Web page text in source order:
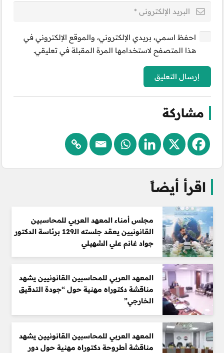
احفظ اسمي، بريدي الإلكتروني، والموقع الإلكتروني في
هذا المتصفح لاستخدامها المرة المقبلة في تعليقي.
إرسال التعليق
مشاركة
اقرأ أيضاً
مجلس أمناء المعهد العربي للمحاسبين
القانونيين يعقد جلسته الـ129 برئاسة الدكتور
جواد غانم علي الشهيلي
المعهد العربي للمحاسبين القانونيين يشهد
مناقشة دكتوراه مهنية حول “جودة التدقيق
الخارجي”
المعهد العربي للمحاسبين القانونيين يشهد
مناقشة أطروحة دكتوراه مهنية حول دور